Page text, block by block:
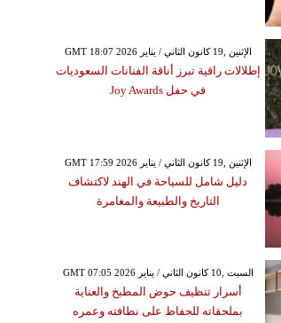
GMT 18:07 2026 الإثنين ,19 كانون الثاني / يناير
إطلالات راقية تبرز أناقة الفنانات السعوديات
في حفل Joy Awards
GMT 17:59 2026 الإثنين ,19 كانون الثاني / يناير
دليل شامل للسياحة في الهند لاكتشاف
التاريخ والطبيعة والمغامرة
GMT 07:05 2026 السبت ,10 كانون الثاني / يناير
أسرار تنظيف حوض المطبخ والعناية
بملحقاته للحفاظ على نظافته وعمره